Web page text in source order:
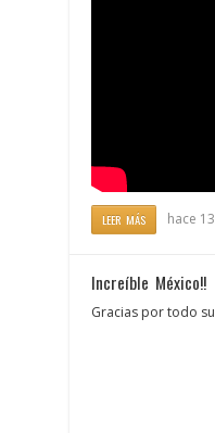
LEER MÁS hace
Increíble México!!
Gracias por todo